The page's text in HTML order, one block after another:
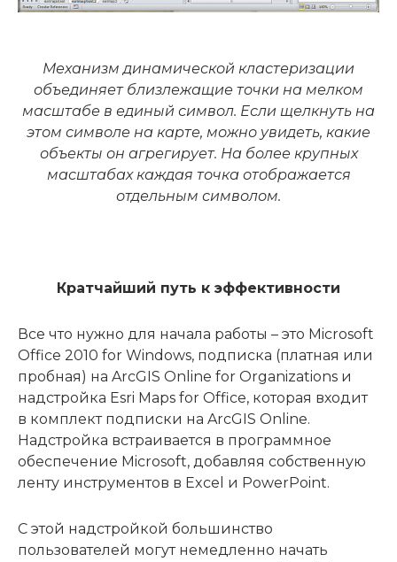
Механизм динамической кластеризации
объединяет близлежащие точки на мелком
масштабе в единый символ. Если щелкнуть на
этом символе на карте, можно увидеть, какие
объекты он агрегирует. На более крупных
масштабах каждая точка отображается
отдельным символом.
Кратчайший путь к эффективности
Все что нужно для начала работы – это Microsoft
Office 2010 for Windows, подписка (платная или
пробная) на ArcGIS Online for Organizations и
надстройка Esri Maps for Office, которая входит
в комплект подписки на ArcGIS Online.
Надстройка встраивается в программное
обеспечение Microsoft, добавляя собственную
ленту инструментов в Excel и PowerPoint.
С этой надстройкой большинство
пользователей могут немедленно начать